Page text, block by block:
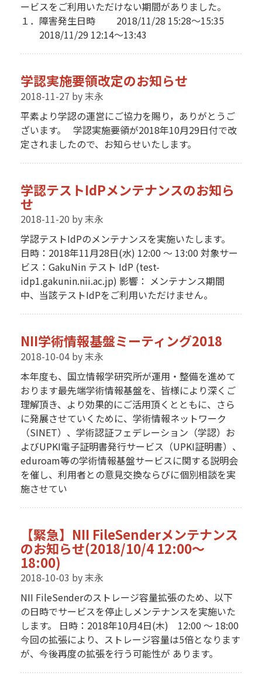
ービスをご利用いただけない期間がありました。
１．障害発生日時 2018/11/28 15:28〜15:35
2018/11/29 12:14〜13:43
学認実施要領改定のお知らせ
2018-11-27 by 末永
平素より学認の運営にご協力を賜り，ありがとうご
ざいます。 学認実施要領が2018年10月29日付で改
定されましたので、お知らせいたします。
学認テストIdPメンテナンスのお知ら
せ
2018-11-20 by 末永
学認テストIdPのメンテナンスを実施いたします。
日時：2018年11月28日(水) 12:00 ～ 13:00 対象サー
ビス：GakuNin テスト IdP (test-
idp1.gakunin.nii.ac.jp) 影響： メンテナンス期間
中、当該テストIdPをご利用いただけません。
NII学術情報基盤ミーティング2018
2018-10-04by 末永
本年度も、国立情報学研究所が運用・整備を進めて
おります最先端学術情報基盤を、皆様により深くご
理解頂き、より効果的にご活用頂くとともに、さら
に発展させていくために、学術情報ネットワーク
（SINET）、学術認証フェデレーション（学認）お
よびUPKI電子証明書発行サービス（UPKI証明書）、
eduroam等の学術情報基盤サービスに関する説明会
を催し、利用者との意見交換ならびに個別相談を実
施させてい
【緊急】NII FileSenderメンテナンス
のお知らせ(2018/10/4 12:00～
18:00)
2018-10-03 by 末永
NII FileSenderのストレージ容量拡張のため、以下
の日時でサービスを停止しメンテナンスを実施いた
します。 日時：2018年10月4日(木) 12:00 ～ 18:00
今回の拡張により、ストレージ容量は5倍となります
が、今後再度の拡張を行う可能性が あります。